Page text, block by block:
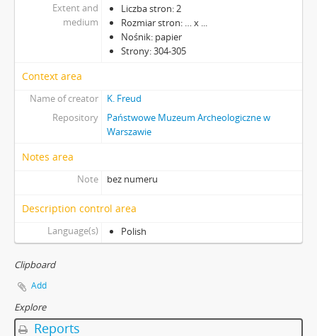
Extent and
medium
Liczba stron: 2
Rozmiar stron: … x ...
Nośnik: papier
Strony: 304-305
Context area
Name of creator
K. Freud
Repository
Państwowe Muzeum Archeologiczne w
Warszawie
Notes area
Note bez numeru
Description control area
Language(s) Polish
Clipboard
Add
Explore
Reports